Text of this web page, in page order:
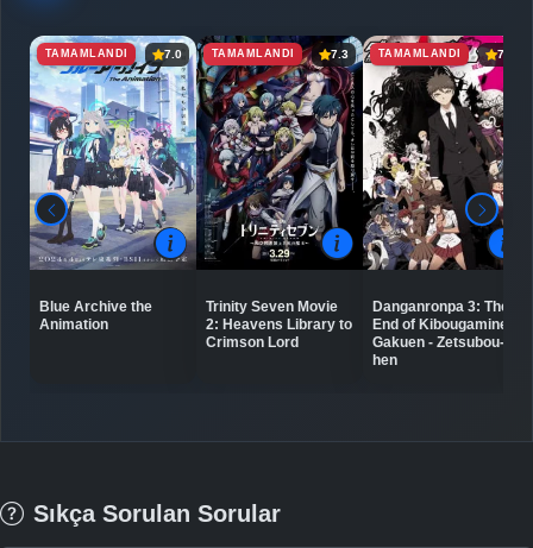
TAMAMLANDI 7.0
Blue Archive the
Animation
TAMAMLANDI 7.3
Trinity Seven Movie
2: Heavens Library to
Crimson Lord
TAMAMLANDI 7.4
Danganronpa 3: The
End of Kibougamine
Gakuen - Zetsubou-
hen
Sıkça Sorulan Sorular